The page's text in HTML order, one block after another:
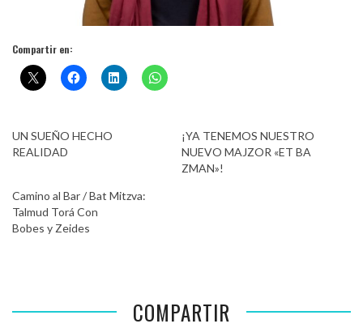
Compartir en:
UN SUEÑO HECHO
REALIDAD
¡YA TENEMOS NUESTRO
NUEVO MAJZOR «ET BA
ZMAN»!
Camino al Bar / Bat Mitzva:
Talmud Torá Con
Bobes y Zeides
COMPARTIR